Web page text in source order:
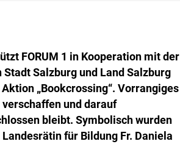
FORUM 1 in Kooperation mit der
Salzburg und Land Salzburg
„Bookcrossing“. Vorrangiges
und darauf
bleibt. Symbolisch wurden
für Bildung Fr. Daniela